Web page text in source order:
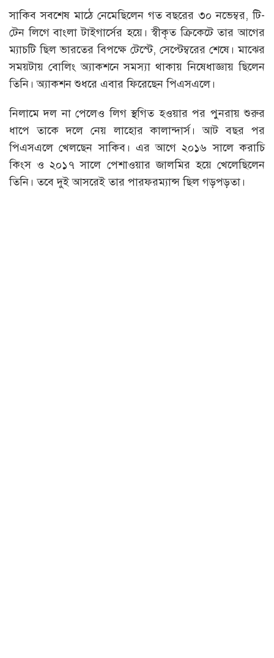
সাকিব সবশেষ মাঠে নেমেছিলেন গত বছরের ৩০ নভেম্বর, টি-
টেন লিগে বাংলা টাইগার্সের হয়ে। স্বীকৃত ক্রিকেটে তার আগের
ম্যাচটি ছিল ভারতের বিপক্ষে টেস্টে, সেপ্টেম্বরের শেষে। মাঝের
সময়টায় বোলিং অ্যাকশনে সমস্যা থাকায় নিষেধাজ্ঞায় ছিলেন
তিনি। অ্যাকশন শুধরে এবার ফিরেছেন পিএসএলে।
নিলামে দল না পেলেও লিগ স্থগিত হওয়ার পর পুনরায় শুরুর
ধাপে তাকে দলে নেয় লাহোর কালান্দার্স। আট বছর পর
পিএসএলে খেলছেন সাকিব। এর আগে ২০১৬ সালে করাচি
কিংস ও ২০১৭ সালে পেশাওয়ার জালমির হয়ে খেলেছিলেন
তিনি। তবে দুই আসরেই তার পারফরম্যান্স ছিল গড়পড়তা।